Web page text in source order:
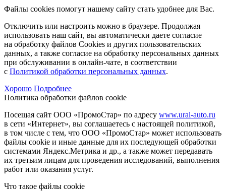
Файлы cookies помогут нашему сайту стать удобнее для Вас.
Отключить или настроить можно в браузере. Продолжая
использовать наш сайт, вы автоматически даете согласие
на обработку файлов Cookies и других пользовательских
данных, а также согласие на обработку персональных данных
при обслуживании в онлайн-чате, в соответствии
с Политикой обработки персональных данных.
Хорошо Подробнее
Политика обработки файлов cookie
Посещая сайт ООО «ПромоСтар» по адресу www.ural-auto.ru
в сети «Интернет», вы соглашаетесь с настоящей политикой,
в том числе с тем, что ООО «ПромоСтар» может использовать
файлы cookie и иные данные для их последующей обработки
системами Яндекс.Метрика и др., а также может передавать
их третьим лицам для проведения исследований, выполнения
работ или оказания услуг.
Что такое файлы cookie